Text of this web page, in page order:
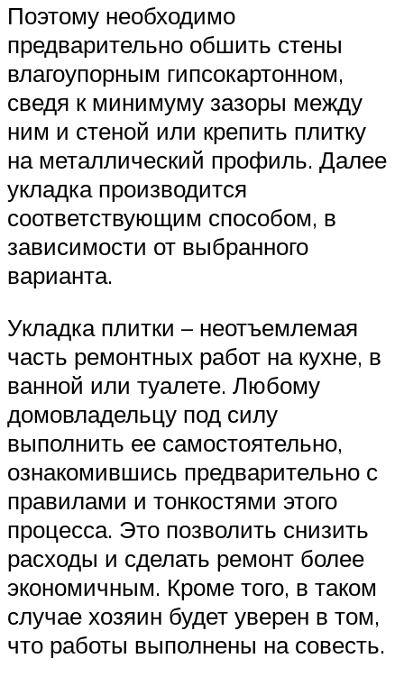
Поэтому необходимо
предварительно обшить стены
влагоупорным гипсокартонном,
сведя к минимуму зазоры между
ним и стеной или крепить плитку
на металлический профиль. Далее
укладка производится
соответствующим способом, в
зависимости от выбранного
варианта.
Укладка плитки – неотъемлемая
часть ремонтных работ на кухне, в
ванной или туалете. Любому
домовладельцу под силу
выполнить ее самостоятельно,
ознакомившись предварительно с
правилами и тонкостями этого
процесса. Это позволить снизить
расходы и сделать ремонт более
экономичным. Кроме того, в таком
случае хозяин будет уверен в том,
что работы выполнены на совесть.